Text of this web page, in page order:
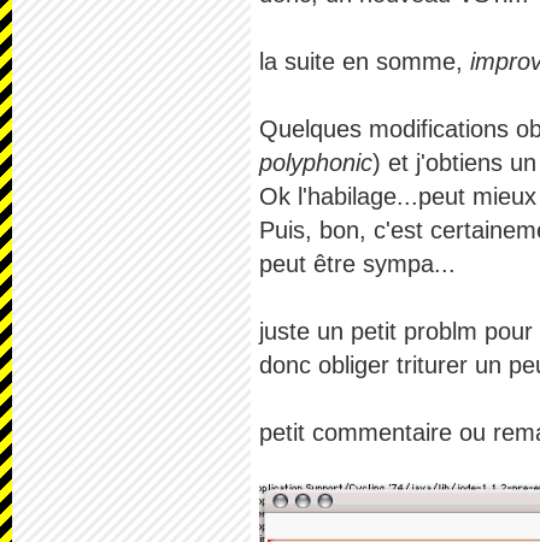
la suite en somme,
Quelques modifications
polyphonic) et j'obtiens
Ok l'habilage...peut
Puis, bon, c'est
peut être sympa...
juste un petit problm
donc obliger triturer un
petit commentaire ou